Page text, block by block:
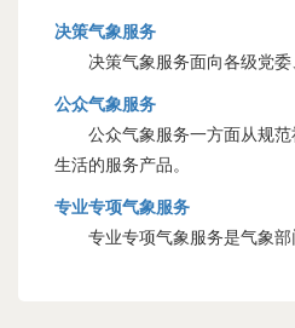
决策气象服务
决策气象服务面向各级党委
公众气象服务
公众气象服务一方面从规范
生活的服务产品。
专业专项气象服务
专业专项气象服务是气象部